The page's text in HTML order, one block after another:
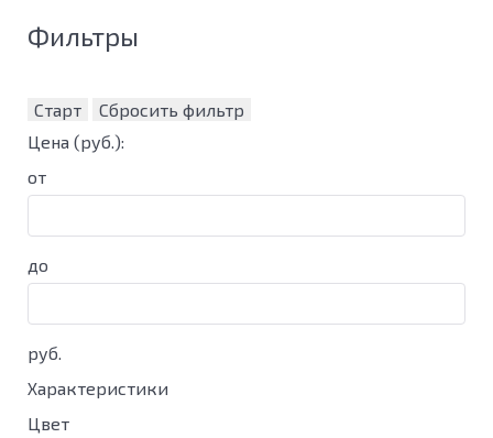
Фильтры
Старт
Сбросить фильтр
Цена (руб.):
от
до
руб.
Характеристики
Цвет